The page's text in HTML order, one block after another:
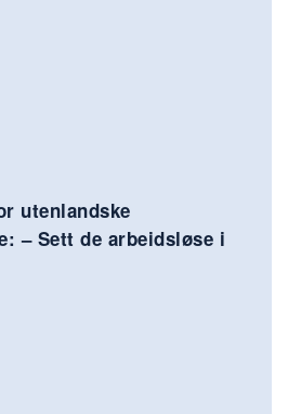
utenlandske
– Sett de arbeidsløse i